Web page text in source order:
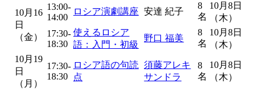
10月16
日
（金）
13:00-
14:00
ロシア演劇講座 安達 紀子
8
名
10月8日
（木）
17:30-
18:30
使えるロシア
語：入門・初級
野口 福美
8
名
10月8日
（木）
10月19
日
（月）
17:30-
18:30
ロシア語の句読
点
須藤アレキ
サンドラ
8
名
10月8日
（木）